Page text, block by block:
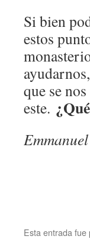
Si bien
estos
que se
este.
Esta entrada fue